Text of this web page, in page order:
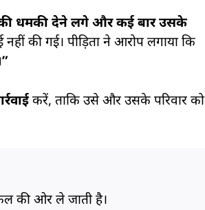
धमकी देने लगे और कई बार उसके
की गई। पीड़िता ने आरोप लगाया कि
करें, ताकि उसे और उसके परिवार को
की ओर ले जाती है।